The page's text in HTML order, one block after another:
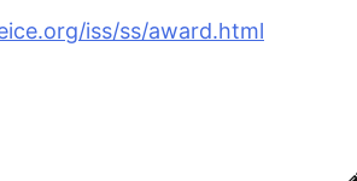
iss/ss/award.html